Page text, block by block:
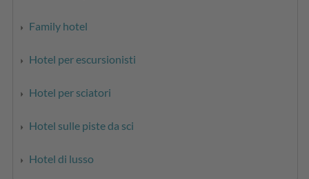
Family hotel
Hotel per escursionisti
Hotel per sciatori
Hotel sulle piste da sci
Hotel di lusso